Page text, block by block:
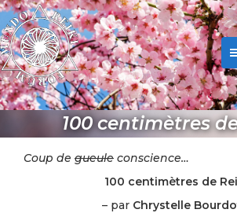
100 centimètres
Coup de gueule conscience…
100 centimètres de
– par Chrystelle